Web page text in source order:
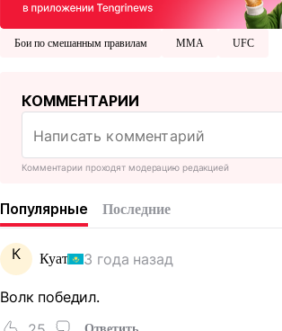
Бои по смешанным правилам ММА UFC
КОММЕНТАРИИ
Комментарии проходят модерацию редакцией
Популярные Последние
К Куат 3 года назад
Волк победил.